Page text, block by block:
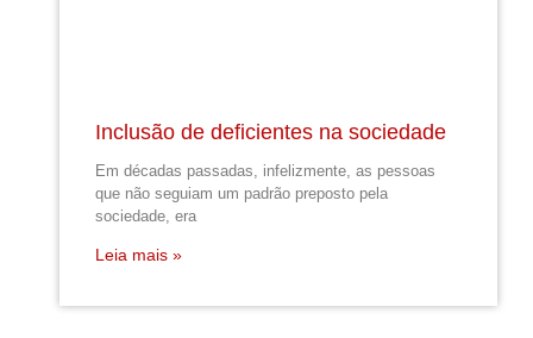
Inclusão de deficientes na sociedade
Em décadas passadas, infelizmente, as pessoas
que não seguiam um padrão preposto pela
sociedade, era
Leia mais »